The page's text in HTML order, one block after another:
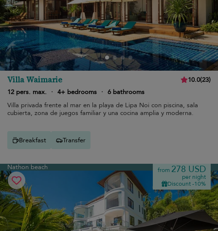
Villa Waimarie 10.0(23)
12 pers. max.
· 4+ bedrooms · 6 bathrooms
Villa privada frente al mar en la playa de Lipa Noi con piscina, sala
cubierta, zona de juegos familiar y una cocina amplia y moderna.
Breakfast Transfer
Nathon beach from 278 USD
per night
Discount -10%